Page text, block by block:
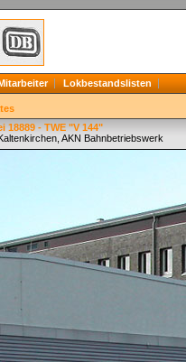
Lokbestandslisten
18889 - TWE "V 144"
AKN Bahnbetriebswerk